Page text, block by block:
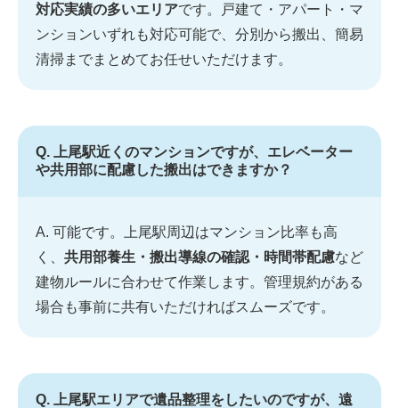
対応実績の多いエリアです。戸建て・アパート・マ
ンションいずれも対応可能で、分別から搬出、簡易
清掃までまとめてお任せいただけます。
Q. 上尾駅近くのマンションですが、エレベーター
や共用部に配慮した搬出はできますか？
A. 可能です。上尾駅周辺はマンション比率も高
く、 共用部養生・搬出導線の確認・時間帯配慮など
建物ルールに合わせて作業します。管理規約がある
場合も事前に共有いただければスムーズです。
Q. 上尾駅エリアで遺品整理をしたいのですが、遠